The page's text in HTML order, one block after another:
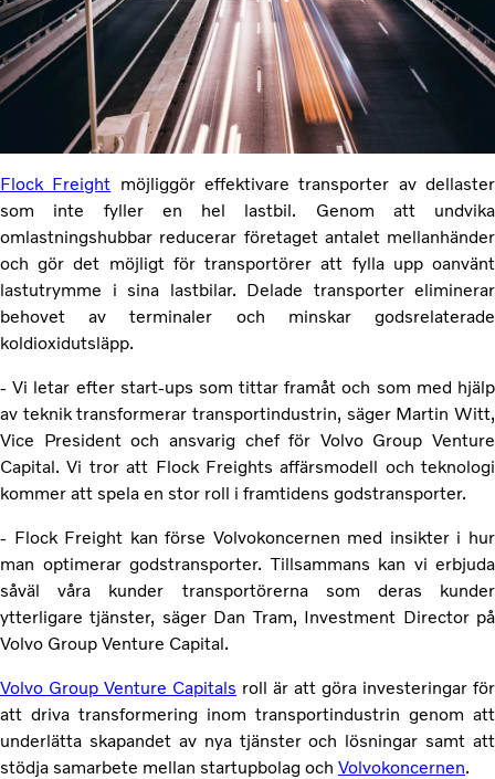
Flock Freight möjliggör effektivare transporter av dellaster
som inte fyller en hel lastbil. Genom att undvika
omlastningshubbar reducerar företaget antalet mellanhänder
och gör det möjligt för transportörer att fylla upp oanvänt
lastutrymme i sina lastbilar. Delade transporter eliminerar
behovet av terminaler och minskar godsrelaterade
koldioxidutsläpp.
- Vi letar efter start-ups som tittar framåt och som med hjälp
av teknik transformerar transportindustrin, säger Martin Witt,
Vice President och ansvarig chef för Volvo Group Venture
Capital. Vi tror att Flock Freights affärsmodell och teknologi
kommer att spela en stor roll i framtidens godstransporter.
- Flock Freight kan förse Volvokoncernen med insikter i hur
man optimerar godstransporter. Tillsammans kan vi erbjuda
såväl våra kunder transportörerna som deras kunder
ytterligare tjänster, säger Dan Tram, Investment Director på
Volvo Group Venture Capital.
Volvo Group Venture Capitals roll är att göra investeringar för
att driva transformering inom transportindustrin genom att
underlätta skapandet av nya tjänster och lösningar samt att
stödja samarbete mellan startupbolag och Volvokoncernen.